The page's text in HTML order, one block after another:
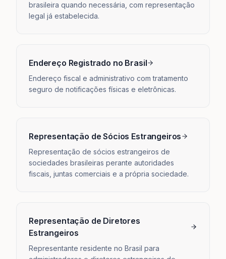
brasileira quando necessária, com representação
legal já estabelecida.
Endereço Registrado no Brasil
Endereço fiscal e administrativo com tratamento
seguro de notificações físicas e eletrônicas.
Representação de Sócios Estrangeiros
Representação de sócios estrangeiros de
sociedades brasileiras perante autoridades
fiscais, juntas comerciais e a própria sociedade.
Representação de Diretores
Estrangeiros
Representante residente no Brasil para